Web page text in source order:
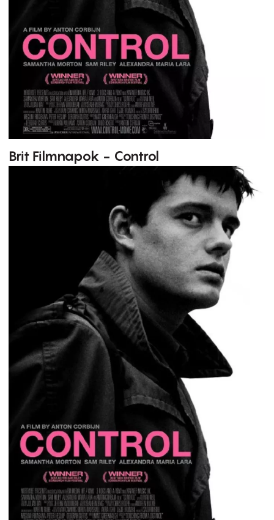
Brit Filmnapok - Control